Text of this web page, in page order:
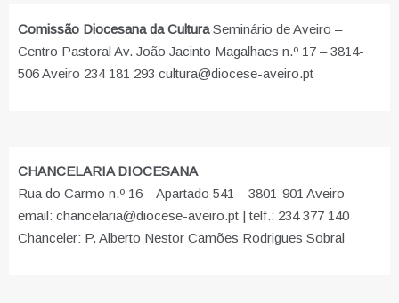
Comissão Diocesana da CulturaSeminário de Aveiro –
Centro Pastoral Av. João Jacinto Magalhaes n.º 17 – 3814-
506 Aveiro 234 181 293 cultura@diocese-aveiro.pt
CHANCELARIA DIOCESANA
Rua do Carmo n.º 16 – Apartado 541 – 3801-901 Aveiro
email: chancelaria@diocese-aveiro.pt | telf.: 234 377 140
Chanceler: P. Alberto Nestor Camões Rodrigues Sobral